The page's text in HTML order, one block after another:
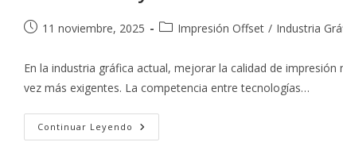
Publicación
entrada:
11 noviembre, 2025
Categoría
la
entrada:
Impresión Offset / Industria
En la industria gráfica actual, mejorar la calidad de
vez más exigentes. La competencia entre tecnologías…
Continuar Leyendo Cómo
Mejorar